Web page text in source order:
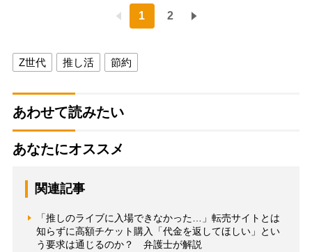
1 2
Z世代 推し活 節約
あわせて読みたい
あなたにオススメ
関連記事
「推しのライブに入場できなかった…」転売サイトとは
知らずに高額チケット購入「代金を返してほしい」とい
う要求は通じるのか？ 弁護士が解説